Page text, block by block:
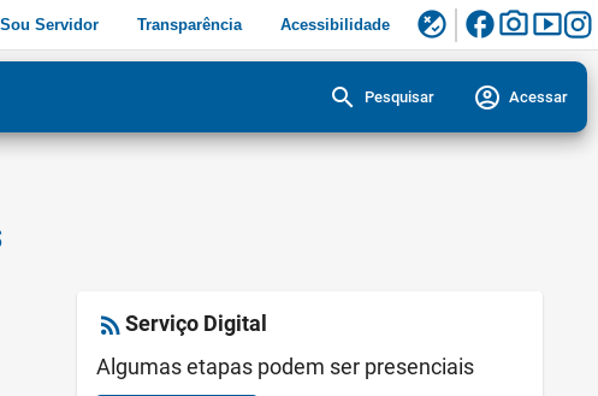
Sou Servidor Transparência Acessibilidade flaky facebookphoto_camerasmart_display
search Pesquisar account_circle Acessar
rss_feedServiço Digital
Algumas etapas podem ser presenciais